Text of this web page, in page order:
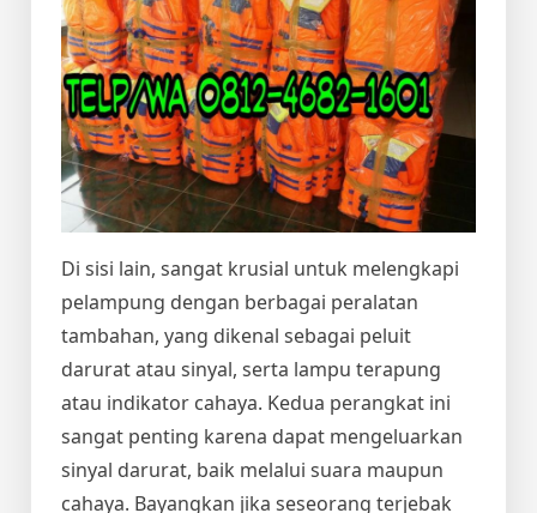
Di sisi lain, sangat krusial untuk melengkapi
pelampung dengan berbagai peralatan
tambahan, yang dikenal sebagai peluit
darurat atau sinyal, serta lampu terapung
atau indikator cahaya. Kedua perangkat ini
sangat penting karena dapat mengeluarkan
sinyal darurat, baik melalui suara maupun
cahaya. Bayangkan jika seseorang terjebak